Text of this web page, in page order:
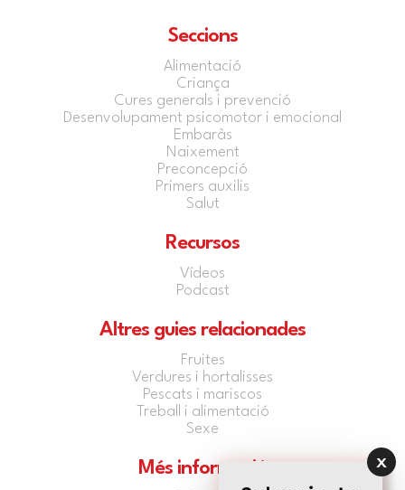
Seccions
Alimentació
Criança
Cures generals i prevenció
Desenvolupament psicomotor i emocional
Embaràs
Naixement
Preconcepció
Primers auxilis
Salut
Recursos
Vídeos
Podcast
Altres guies relacionades
Fruites
Verdures i hortalisses
Pescats i mariscos
Treball i alimentació
Sexe
Més informació